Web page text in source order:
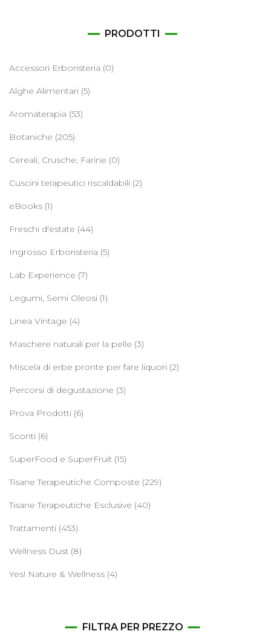
PRODOTTI
Accessori Erboristeria (0)
Alghe Alimentari (5)
Aromaterapia (53)
Botaniche (205)
Cereali, Crusche, Farine (0)
Cuscini terapeutici riscaldabili (2)
eBooks (1)
Freschi d'estate (44)
Ingrosso Erboristeria (5)
Lab Experience (7)
Legumi, Semi Oleosi (1)
Linea Vintage (4)
Maschere naturali per la pelle (3)
Miscela di erbe pronte per fare liquori (2)
Percorsi di degustazione (3)
Prova Prodotti (6)
Sconti (6)
SuperFood e SuperFruit (15)
Tisane Terapeutiche Composte (229)
Tisane Terapeutiche Esclusive (40)
Trattamenti (453)
Wellness Dust (8)
Yes! Nature & Wellness (4)
FILTRA PER PREZZO